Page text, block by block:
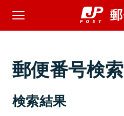
郵便番号検索
検索結果